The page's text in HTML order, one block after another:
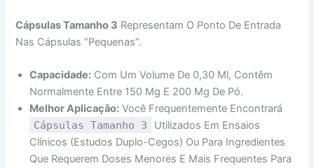
Cápsulas Tamanho 3 Representam O Ponto De Entrada
Nas Cápsulas “pequenas”.
Capacidade: Com Um Volume De 0,30 Ml, Contêm
Normalmente Entre 150 Mg E 200 Mg De Pó.
Melhor Aplicação: Você Frequentemente Encontrará
Cápsulas Tamanho 3
Utilizados Em Ensaios
Clínicos (estudos Duplo-Cegos) Ou Para Ingredientes
Que Requerem Doses Menores E Mais Frequentes Para